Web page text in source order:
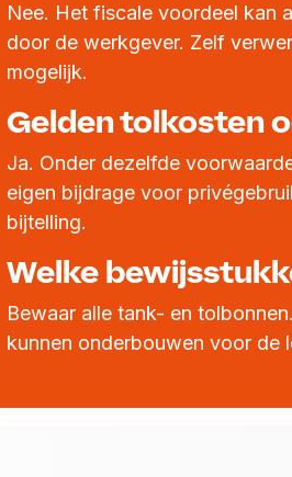
Nee. Het fiscale voordeel kan
door de werkgever. Zelf
mogelijk.
Gelden tolkosten
Ja. Onder dezelfde
eigen bijdrage voor
bijtelling.
Welke
Bewaar alle tank- en
kunnen onderbouwen voor de